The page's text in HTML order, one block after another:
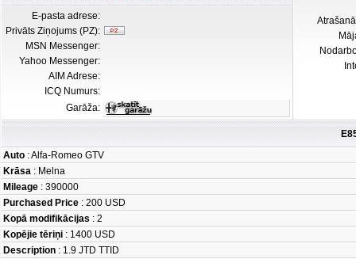
E-pasta adrese:
Privāts Ziņojums (PZ):
MSN Messenger:
Yahoo Messenger:
AIM Adrese:
ICQ Numurs:
Garāža:
Auto : Alfa-Romeo GTV
Krāsa : Melna
Mileage : 390000
Purchased Price : 200 USD
Kopā modifikācijas : 2
Kopējie tēriņi : 1400 USD
Description : 1.9 JTD TTID